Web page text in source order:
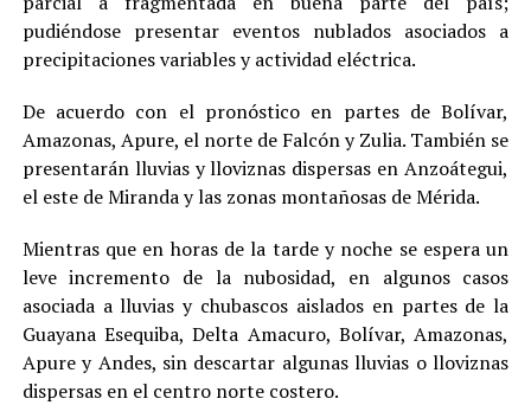
pudiéndose presentar eventos nublados asociados a
precipitaciones variables y actividad eléctrica.
De acuerdo con el pronóstico en partes de Bolívar,
Amazonas, Apure, el norte de Falcón y Zulia. También se
presentarán lluvias y lloviznas dispersas en Anzoátegui,
el este de Miranda y las zonas montañosas de Mérida.
Mientras que en horas de la tarde y noche se espera un
leve incremento de la nubosidad, en algunos casos
asociada a lluvias y chubascos aislados en partes de la
Guayana Esequiba, Delta Amacuro, Bolívar, Amazonas,
Apure y Andes, sin descartar algunas lluvias o lloviznas
dispersas en el centro norte costero.